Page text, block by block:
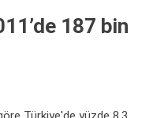
187 bin